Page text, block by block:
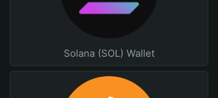
Solana (SOL) Wallet